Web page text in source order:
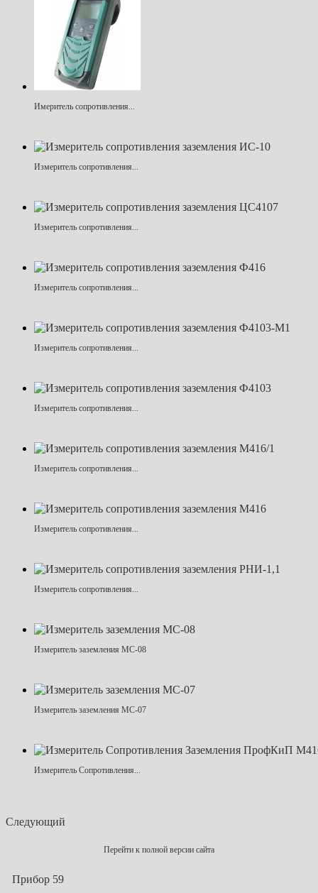
Имеритель сопротивления...
Измеритель сопротивления...
Измеритель сопротивления...
Измеритель сопротивления...
Измеритель сопротивления...
Измеритель сопротивления...
Измеритель сопротивления...
Измеритель сопротивления...
Измеритель сопротивления...
Измеритель заземления МС-08
Измеритель заземления МС-07
Измеритель Сопротивления...
Следующий
Перейти к полной версии сайта
Прибор 59